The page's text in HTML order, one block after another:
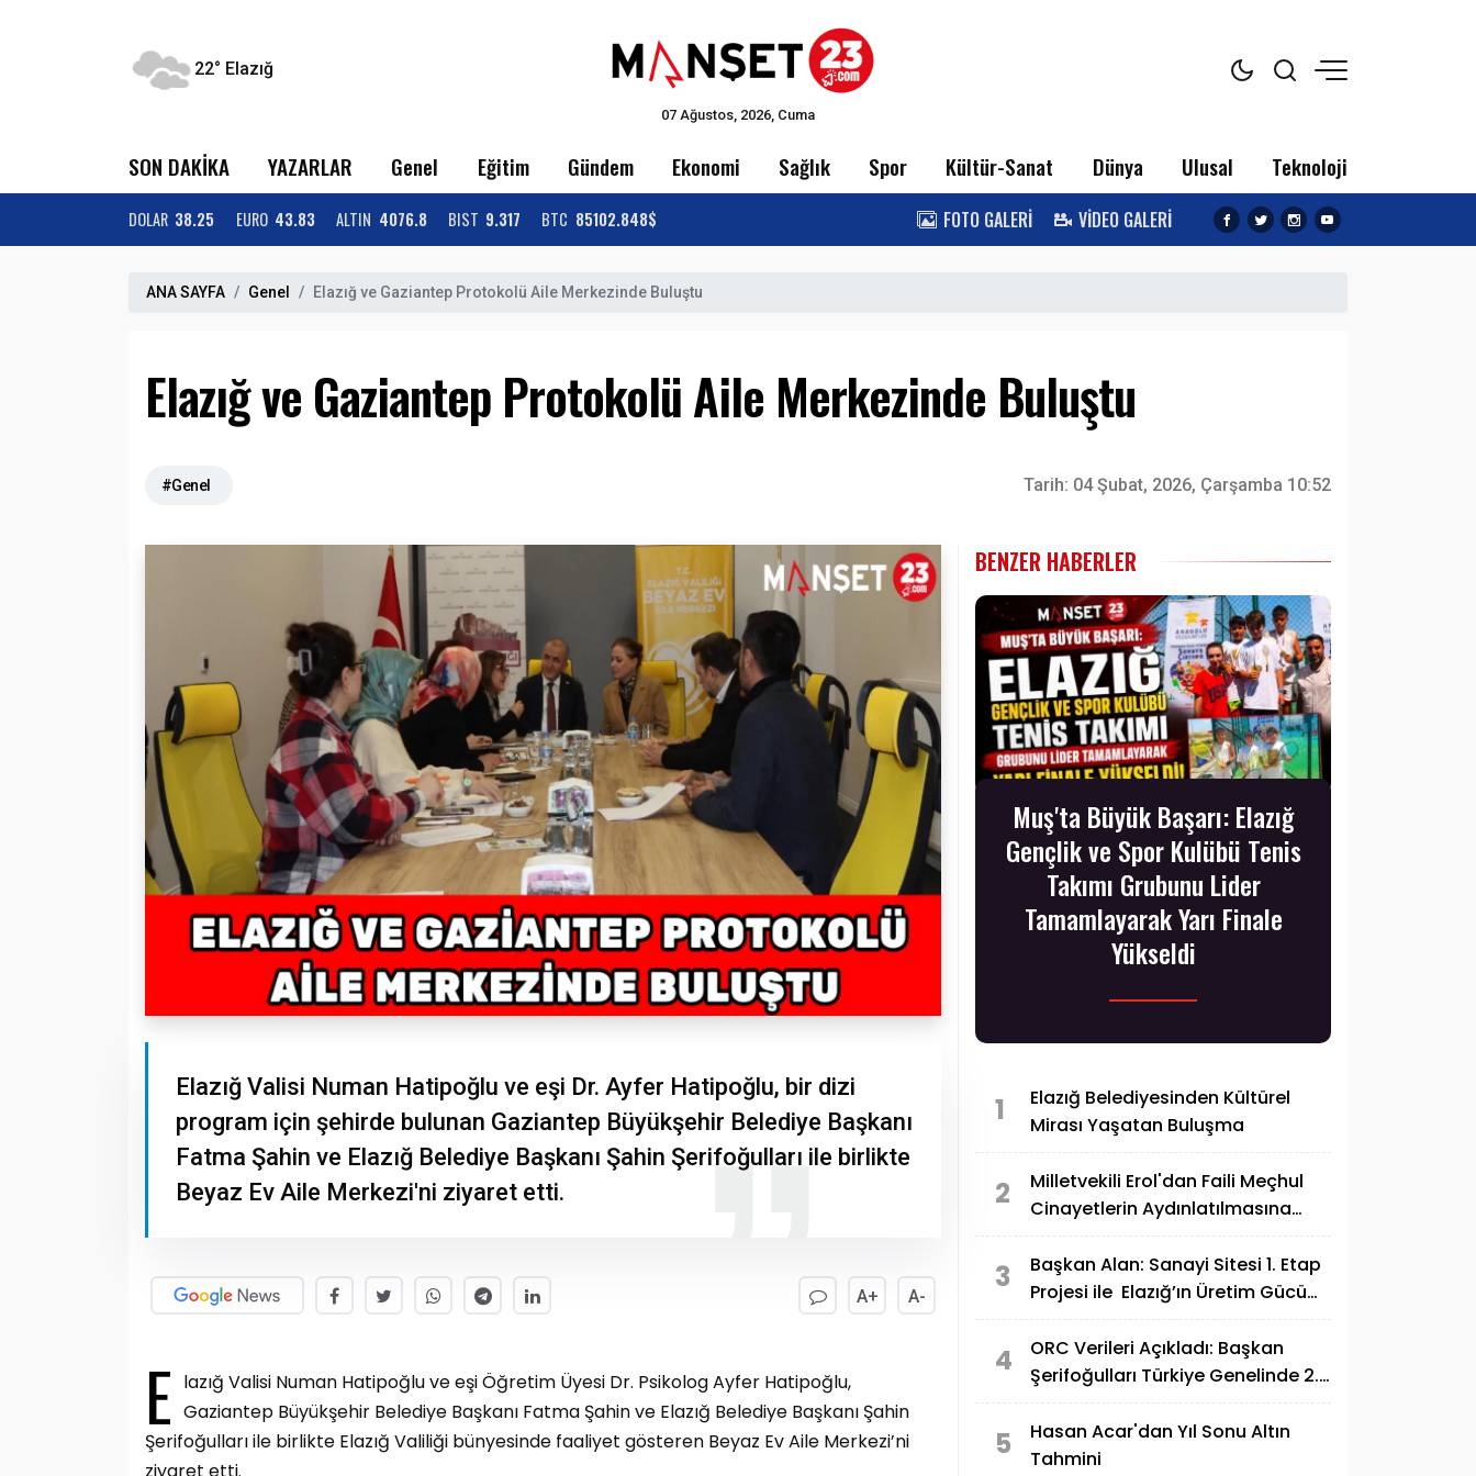
22° Elazığ
07 Ağustos, 2026, Cuma
SON DAKİKA YAZARLAR Genel Eğitim Gündem Ekonomi Sağlık Spor Kültür-Sanat Dünya Ulusal Teknoloji
DOLAR 38.25 EURO 43.83 ALTIN 4076.8 BIST 9.317 BTC 85102.848$ FOTO GALERİ VİDEO GALERİ
ANA SAYFA Genel Elazığ ve Gaziantep Protokolü Aile Merkezinde Buluştu
Elazığ ve Gaziantep Protokolü Aile Merkezinde Buluştu
#Genel Tarih: 04 Şubat, 2026, Çarşamba 10:52
Elazığ Valisi Numan Hatipoğlu ve eşi Dr. Ayfer Hatipoğlu, bir dizi
program için şehirde bulunan Gaziantep Büyükşehir Belediye Başkanı
Fatma Şahin ve Elazığ Belediye Başkanı Şahin Şerifoğulları ile birlikte
Beyaz Ev Aile Merkezi'ni ziyaret etti.
A+ A-
E lazığ Valisi Numan Hatipoğlu ve eşi Öğretim Üyesi Dr. Psikolog Ayfer Hatipoğlu,
Gaziantep Büyükşehir Belediye Başkanı Fatma Şahin ve Elazığ Belediye Başkanı Şahin
Şerifoğulları ile birlikte Elazığ Valiliği bünyesinde faaliyet gösteren Beyaz Ev Aile Merkezi’ni
BENZER HABERLER
Muş'ta Büyük Başarı: Elazığ
Gençlik ve Spor Kulübü Tenis
Takımı Grubunu Lider
Tamamlayarak Yarı Finale
Yükseldi
1
Elazığ Belediyesinden Kültürel
Mirası Yaşatan Buluşma
2
Milletvekili Erol'dan Faili Meçhul
Cinayetlerin Aydınlatılmasına
3
Başkan Alan: Sanayi Sitesi 1. Etap
Projesi ile Elazığ’ın Üretim Gücü
4
ORC Verileri Açıkladı: Başkan
Şerifoğulları Türkiye Genelinde 2.
5
Hasan Acar'dan Yıl Sonu Altın
Tahmini